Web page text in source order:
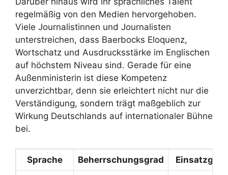
regelmäßig von den Medien hervorgehoben.
Viele Journalistinnen und Journalisten
unterstreichen, dass Baerbocks Eloquenz,
Wortschatz und Ausdrucksstärke im Englischen
auf höchstem Niveau sind. Gerade für eine
Außenministerin ist diese Kompetenz
unverzichtbar, denn sie erleichtert nicht nur die
Verständigung, sondern trägt maßgeblich zur
Wirkung Deutschlands auf internationaler Bühne
bei.
Sprache Beherrschungsgrad